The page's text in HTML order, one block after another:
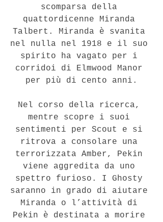
scomparsa della
quattordicenne Miranda
Talbert. Miranda è svanita
nel nulla nel 1918 e il suo
spirito ha vagato per i
corridoi di Elmwood Manor
per più di cento anni.
Nel corso della ricerca,
mentre scopre i suoi
sentimenti per Scout e si
ritrova a consolare una
terrorizzata Amber, Pekin
viene aggredita da uno
spettro furioso. I Ghosty
saranno in grado di aiutare
Miranda o l’attività di
Pekin è destinata a morire